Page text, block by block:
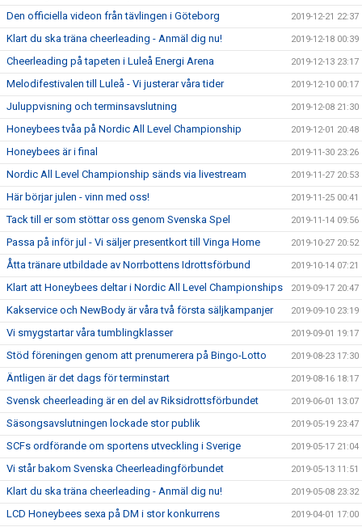
Den officiella videon från tävlingen i Göteborg 2019-12-21 22:37
Klart du ska träna cheerleading - Anmäl dig nu! 2019-12-18 00:39
Cheerleading på tapeten i Luleå Energi Arena 2019-12-13 23:17
Melodifestivalen till Luleå - Vi justerar våra tider 2019-12-10 00:17
Juluppvisning och terminsavslutning 2019-12-08 21:30
Honeybees tvåa på Nordic All Level Championship 2019-12-01 20:48
Honeybees är i final 2019-11-30 23:26
Nordic All Level Championship sänds via livestream 2019-11-27 20:53
Här börjar julen - vinn med oss! 2019-11-25 00:41
Tack till er som stöttar oss genom Svenska Spel 2019-11-14 09:56
Passa på inför jul - Vi säljer presentkort till Vinga Home 2019-10-27 20:52
Åtta tränare utbildade av Norrbottens Idrottsförbund 2019-10-14 07:21
Klart att Honeybees deltar i Nordic All Level Championships 2019-09-17 20:47
Kakservice och NewBody är våra två första säljkampanjer 2019-09-10 23:19
Vi smygstartar våra tumblingklasser 2019-09-01 19:17
Stöd föreningen genom att prenumerera på Bingo-Lotto 2019-08-23 17:30
Äntligen är det dags för terminstart 2019-08-16 18:17
Svensk cheerleading är en del av Riksidrottsförbundet 2019-06-01 13:07
Säsongsavslutningen lockade stor publik 2019-05-19 23:47
SCFs ordförande om sportens utveckling i Sverige 2019-05-17 21:04
Vi står bakom Svenska Cheerleadingförbundet 2019-05-13 11:51
Klart du ska träna cheerleading - Anmäl dig nu! 2019-05-08 23:32
LCD Honeybees sexa på DM i stor konkurrens 2019-04-01 17:00